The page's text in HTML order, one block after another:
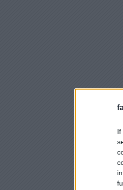
If